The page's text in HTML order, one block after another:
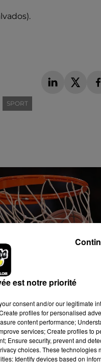
SPORT
CONTINUE
RECRUTEMENT
est notre priorité
consent and/or our legitimate
profiles for personalised
content performance;
services; Create profiles to
Ensure security, prevent and
choices. These technologies
Identify devices based on